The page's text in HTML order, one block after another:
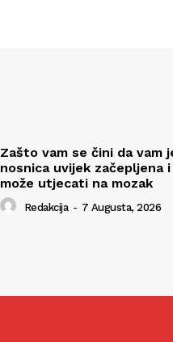
Zašto vam se čini da vam
nosnica uvijek začepljena
može utjecati na mozak
Redakcija - 7 Augusta, 2026